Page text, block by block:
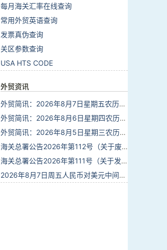
每月海关汇率在线查询
常用外贸英语查询
发票真伪查询
关区参数查询
USA HTS CODE
外贸资讯
外贸简讯：2026年8月7日星期五农历六月廿五
外贸简讯：2026年8月6日星期四农历六月廿四
外贸简讯：2026年8月5日星期三农历六月廿三
海关总署公告2026年第112号（关于废止部分卫生检疫类规范性文件的公告）
海关总署公告2026年第111号（关于发布《进出境动植物检疫处理监督管理工作规定》《进出境卫生处理监督管理工作规定》的公告）
2026年8月7日周五人民币对美元中间价报6.7904调贬9个基点